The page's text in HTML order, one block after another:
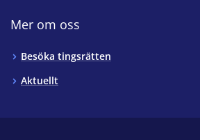
Mer om oss
Besöka tingsrätten
Aktuellt